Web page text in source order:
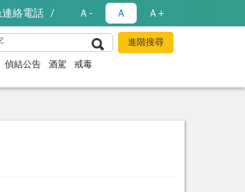
連絡電話 Ａ- Ａ Ａ+
偵結公告 酒駕 戒毒